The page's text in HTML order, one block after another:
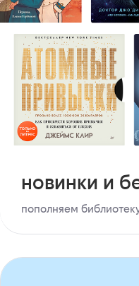
новинки и
пополняем